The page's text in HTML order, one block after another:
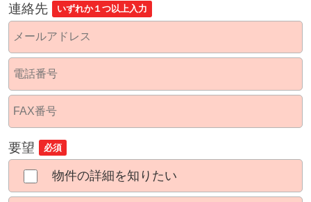
連絡先 いずれか１つ以上入力
要望 必須
物件の詳細を知りたい